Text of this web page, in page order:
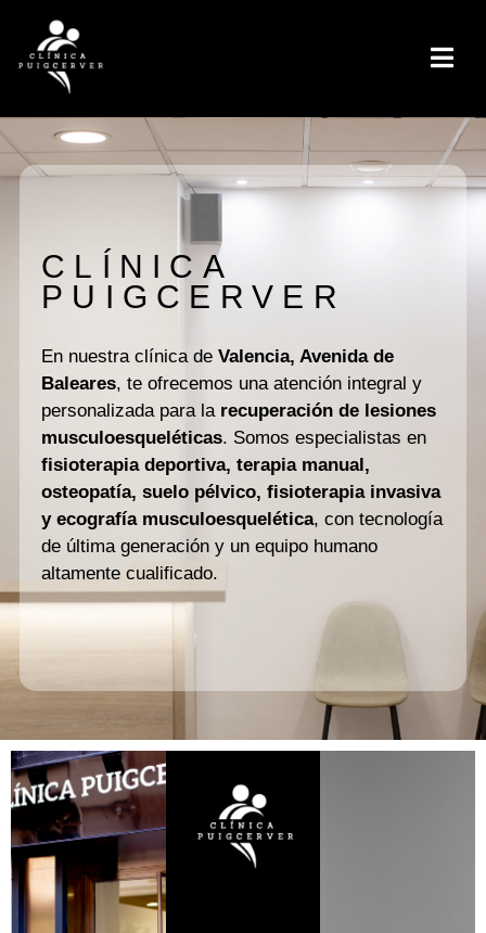
CLÍNICA
PUIGCERVER
En nuestra clínica de Valencia, Avenida de
Baleares, te ofrecemos una atención integral y
personalizada para la recuperación de lesiones
musculoesqueléticas. Somos especialistas en
fisioterapia deportiva, terapia manual,
osteopatía, suelo pélvico, fisioterapia invasiva
y ecografía musculoesquelética, con tecnología
de última generación y un equipo humano
altamente cualificado.